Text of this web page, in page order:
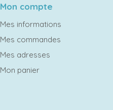
Mon compte
Mes informations
Mes commandes
Mes adresses
Mon panier